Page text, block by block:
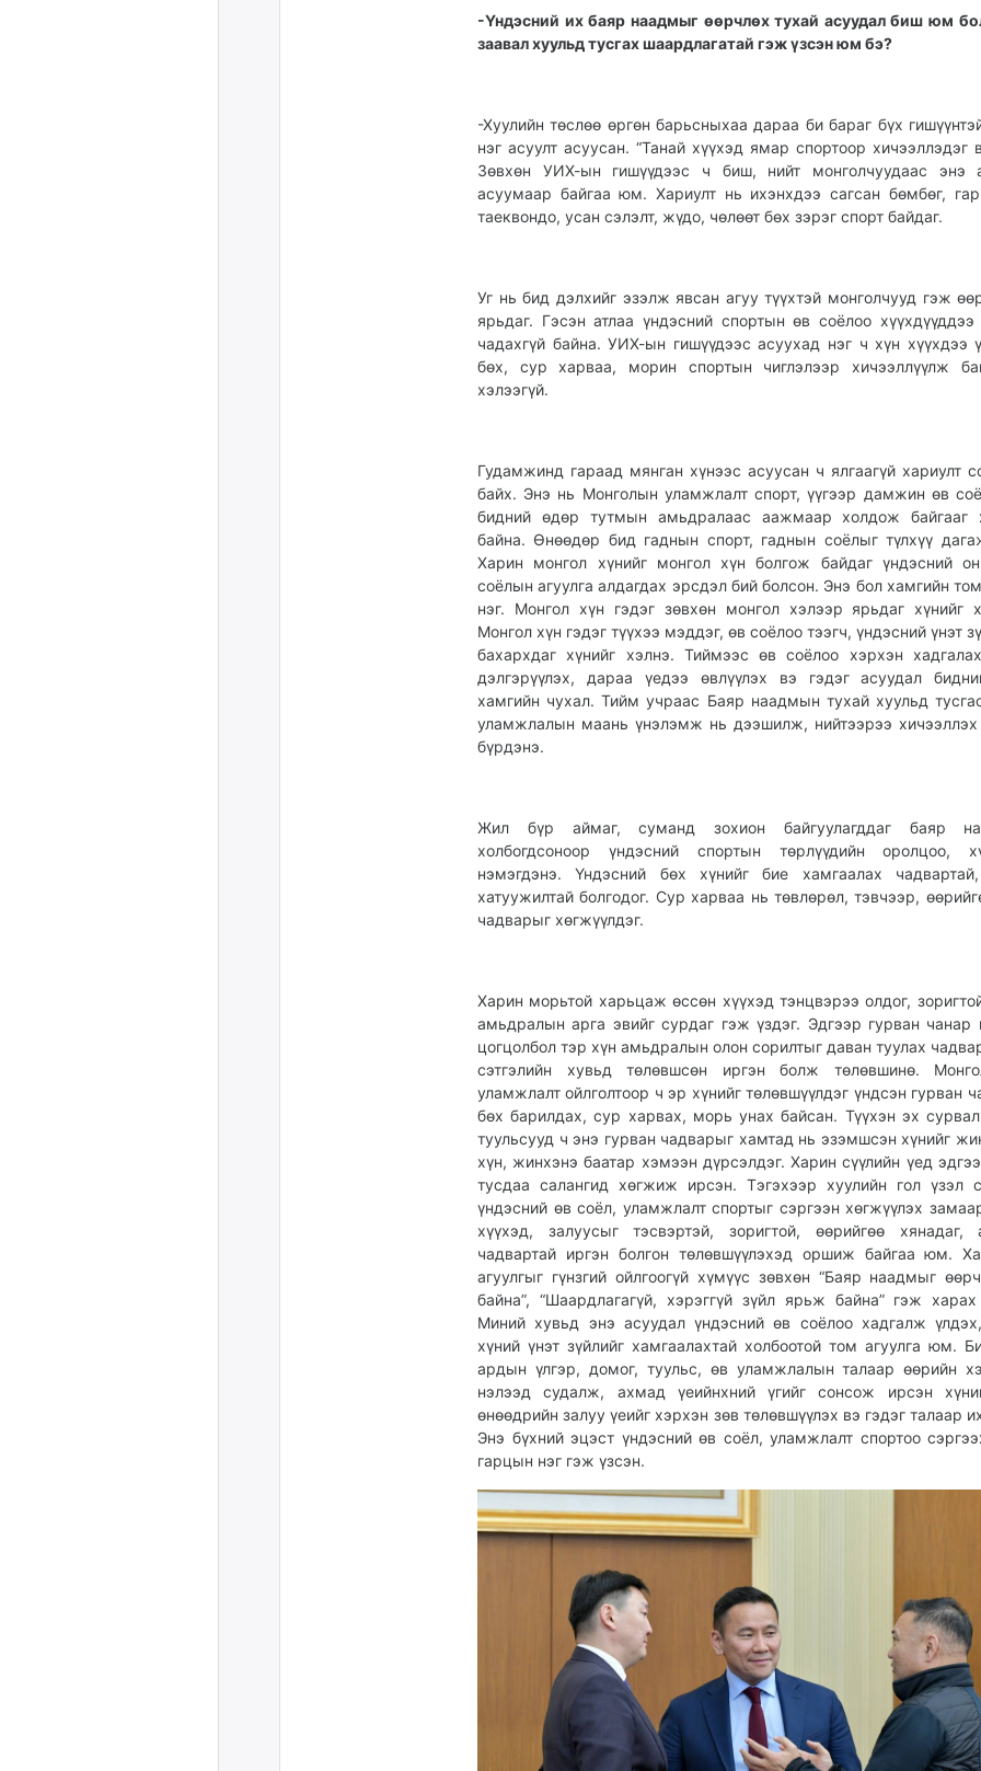
-Үндэсний их баяр наадмыг өөрчлөх тухай асуудал биш юм
заавал хуульд тусгах шаардлагатай гэж үзсэн юм бэ?
-Хуулийн төслөө өргөн барьсныхаа дараа би бараг бүх
нэг асуулт асуусан. “Танай хүүхэд ямар спортоор хичээллэдэг
Зөвхөн УИХ-ын гишүүдээс ч биш, нийт монголчуудаас энэ
асуумаар байгаа юм. Хариулт нь ихэнхдээ сагсан бөмбөг,
таеквондо, усан сэлэлт, жүдо, чөлөөт бөх зэрэг спорт байдаг.
Уг нь бид дэлхийг эзэлж явсан агуу түүхтэй монголчууд гэж
ярьдаг. Гэсэн атлаа үндэсний спортын өв соёлоо хүүхдүүддээ
чадахгүй байна. УИХ-ын гишүүдээс асуухад нэг ч хүн хүүхдээ
бөх, сур харваа, морин спортын чиглэлээр хичээллүүлж
хэлээгүй.
Гудамжинд гараад мянган хүнээс асуусан ч ялгаагүй хариулт
байх. Энэ нь Монголын уламжлалт спорт, үүгээр дамжин өв
бидний өдөр тутмын амьдралаас аажмаар холдож байгааг
байна. Өнөөдөр бид гаднын спорт, гаднын соёлыг түлхүү
Харин монгол хүнийг монгол хүн болгож байдаг үндэсний
соёлын агуулга алдагдах эрсдэл бий болсон. Энэ бол хамгийн
нэг. Монгол хүн гэдэг зөвхөн монгол хэлээр ярьдаг хүнийг
Монгол хүн гэдэг түүхээ мэддэг, өв соёлоо тээгч, үндэсний үнэт
бахархдаг хүнийг хэлнэ. Тиймээс өв соёлоо хэрхэн
дэлгэрүүлэх, дараа үедээ өвлүүлэх вэ гэдэг асуудал
хамгийн чухал. Тийм учраас Баяр наадмын тухай хуульд
уламжлалын маань үнэлэмж нь дээшилж, нийтээрээ
бүрдэнэ.
Жил бүр аймаг, суманд зохион байгуулагддаг баяр
холбогдсоноор үндэсний спортын төрлүүдийн оролцоо,
нэмэгдэнэ. Үндэсний бөх хүнийг бие хамгаалах
хатуужилтай болгодог. Сур харваа нь төвлөрөл, тэвчээр,
чадварыг хөгжүүлдэг.
Харин морьтой харьцаж өссөн хүүхэд тэнцвэрээ олдог,
амьдралын арга эвийг сурдаг гэж үздэг. Эдгээр гурван чанар
цогцолбол тэр хүн амьдралын олон сорилтыг даван туулах
сэтгэлийн хувьд төлөвшсөн иргэн болж төлөвшинө.
уламжлалт ойлголтоор ч эр хүнийг төлөвшүүлдэг үндсэн гурван
бөх барилдах, сур харвах, морь унах байсан. Түүхэн эх
туульсууд ч энэ гурван чадварыг хамтад нь эзэмшсэн хүнийг
хүн, жинхэнэ баатар хэмээн дүрсэлдэг. Харин сүүлийн үед
тусдаа салангид хөгжиж ирсэн. Тэгэхээр хуулийн гол үзэл
үндэсний өв соёл, уламжлалт спортыг сэргээн хөгжүүлэх
хүүхэд, залуусыг тэсвэртэй, зоригтой, өөрийгөө хянадаг,
чадвартай иргэн болгон төлөвшүүлэхэд оршиж байгаа юм.
агуулгыг гүнзгий ойлгоогүй хүмүүс зөвхөн “Баяр наадмыг
байна”, “Шаардлагагүй, хэрэггүй зүйл ярьж байна” гэж
Миний хувьд энэ асуудал үндэсний өв соёлоо хадгалж
хүний үнэт зүйлийг хамгаалахтай холбоотой том агуулга юм.
ардын үлгэр, домог, туульс, өв уламжлалын талаар өөрийн
нэлээд судалж, ахмад үеийнхний үгийг сонсож ирсэн
өнөөдрийн залуу үеийг хэрхэн зөв төлөвшүүлэх вэ гэдэг талаар
Энэ бүхний эцэст үндэсний өв соёл, уламжлалт спортоо
гарцын нэг гэж үзсэн.